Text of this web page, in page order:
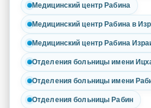
Медицинский центр Рабина
Медицинский центр Рабина в
Медицинский центр Рабина
Отделения больницы имени
Отделения больницы имени
Отделения больницы Рабин